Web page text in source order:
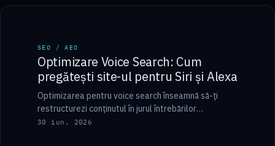
SEO / AEO
7 min
SEO / AEO
Optimizare Voice Search: Cum
pregătești site-ul pentru Siri și Alexa
Optimizarea pentru voice search înseamnă să-ți
restructurezi conținutul în jurul întrebărilor
conversaționale, să livrezi pagina rapid pe mobil și
30 iun. 2026